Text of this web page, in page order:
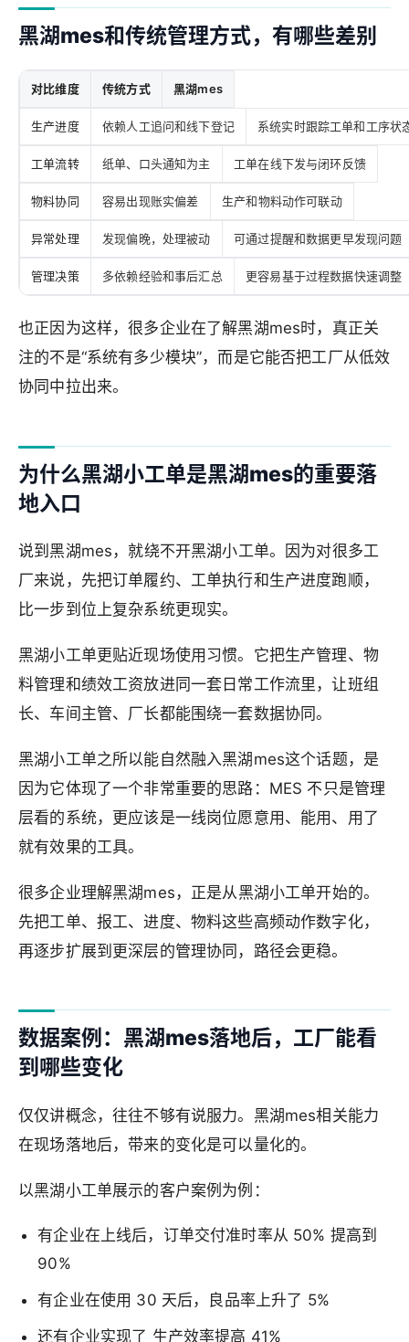
黑湖mes和传统管理方式，有哪些差别
对比维度 传统方式 黑湖mes
生产进度 依赖人工追问和线下登记 系统实时跟踪工单和工序状
工单流转 纸单、口头通知为主 工单在线下发与闭环反馈
物料协同 容易出现账实偏差 生产和物料动作可联动
异常处理 发现偏晚，处理被动 可通过提醒和数据更早发现问题
管理决策 多依赖经验和事后汇总 更容易基于过程数据快速调整
也正因为这样，很多企业在了解黑湖mes时，真正关
注的不是“系统有多少模块”，而是它能否把工厂从低效
协同中拉出来。
为什么黑湖小工单是黑湖mes的重要落
地入口
说到黑湖mes，就绕不开黑湖小工单。因为对很多工
厂来说，先把订单履约、工单执行和生产进度跑顺，
比一步到位上复杂系统更现实。
黑湖小工单更贴近现场使用习惯。它把生产管理、物
料管理和绩效工资放进同一套日常工作流里，让班组
长、车间主管、厂长都能围绕一套数据协同。
黑湖小工单之所以能自然融入黑湖mes这个话题，是
因为它体现了一个非常重要的思路：MES 不只是管理
层看的系统，更应该是一线岗位愿意用、能用、用了
就有效果的工具。
很多企业理解黑湖mes，正是从黑湖小工单开始的。
先把工单、报工、进度、物料这些高频动作数字化，
再逐步扩展到更深层的管理协同，路径会更稳。
数据案例：黑湖mes落地后，工厂能看
到哪些变化
仅仅讲概念，往往不够有说服力。黑湖mes相关能力
在现场落地后，带来的变化是可以量化的。
以黑湖小工单展示的客户案例为例：
有企业在上线后，订单交付准时率从 50% 提高到
90%
有企业在使用 30 天后，良品率上升了 5%
还有企业实现了 生产效率提高 41%